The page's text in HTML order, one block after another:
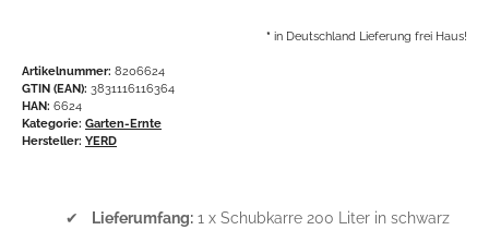
* in Deutschland Lieferung frei Haus!
Artikelnummer: 8206624
GTIN (EAN): 3831116116364
HAN: 6624
Kategorie: Garten-Ernte
Hersteller: YERD
✔ Lieferumfang: 1 x Schubkarre 200 Liter in schwarz